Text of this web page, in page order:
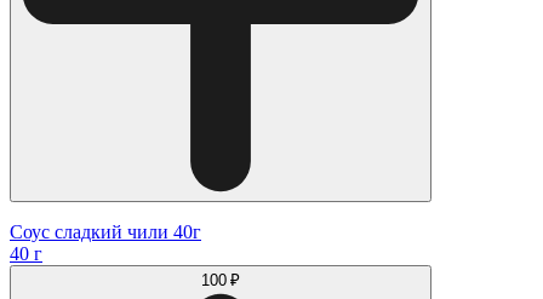
Соус сладкий чили 40г
40 г
100 ₽